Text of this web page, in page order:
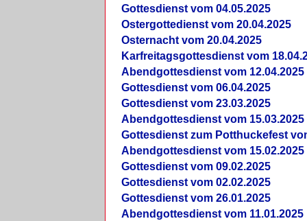
Gottesdienst vom 04.05.2025
Ostergottedienst vom 20.04.2025
Osternacht vom 20.04.2025
Karfreitagsgottesdienst vom
Abendgottesdienst vom 12.04.2025
Gottesdienst vom 06.04.2025
Gottesdienst vom 23.03.2025
Abendgottesdienst vom 15.03.2025
Gottesdienst zum Potthuckefest
Abendgottesdienst vom 15.02.2025
Gottesdienst vom 09.02.2025
Gottesdienst vom 02.02.2025
Gottesdienst vom 26.01.2025
Abendgottesdienst vom 11.01.2025